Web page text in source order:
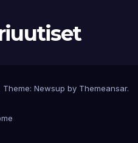
Theme: Newsup by Themeansar.